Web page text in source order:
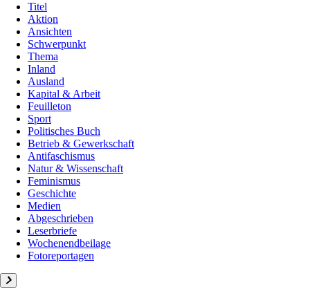
Titel
Aktion
Ansichten
Schwerpunkt
Thema
Inland
Ausland
Kapital & Arbeit
Feuilleton
Sport
Politisches Buch
Betrieb & Gewerkschaft
Antifaschismus
Natur & Wissenschaft
Feminismus
Geschichte
Medien
Abgeschrieben
Leserbriefe
Wochenendbeilage
Fotoreportagen